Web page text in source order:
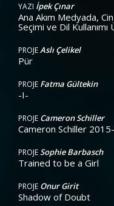
YAZI İpek Çınar
Ana Akım Medyada,
Seçimi ve Dil Kullanımı
PROJEAslı Çelikel
Pür
PROJE Fatma Gültekin
-I-
PROJE Cameron Schiller
Cameron Schiller
PROJESophie Barbasch
Trained to be a Girl
PROJE Onur Girit
Shadow of Doubt